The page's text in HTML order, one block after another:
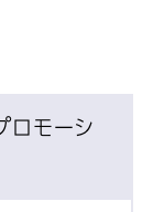
ロモーシ